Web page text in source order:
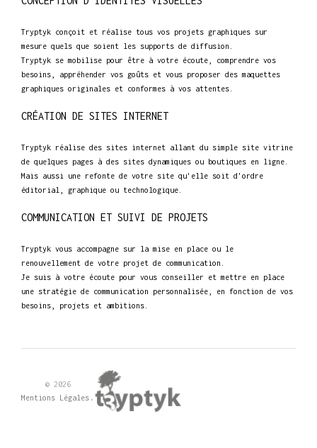
Tryptyk conçoit et réalise tous vos projets graphiques sur
mesure quels que soient les supports de diffusion.
Tryptyk se mobilise pour être à votre écoute, comprendre vos
besoins, appréhender vos goûts et vous proposer des maquettes
graphiques originales et conformes à vos attentes.
CRÉATION DE SITES INTERNET
Tryptyk réalise des sites internet allant du simple site vitrine
de quelques pages à des sites dynamiques ou boutiques en ligne.
Mais aussi une refonte de votre site qu'elle soit d'ordre
éditorial, graphique ou technologique.
COMMUNICATION ET SUIVI DE PROJETS
Tryptyk vous accompagne sur la mise en place ou le
renouvellement de votre projet de communication.
Je suis à votre écoute pour vous conseiller et mettre en place
une stratégie de communication personnalisée, en fonction de vos
besoins, projets et ambitions.
© 2026
Mentions Légales .